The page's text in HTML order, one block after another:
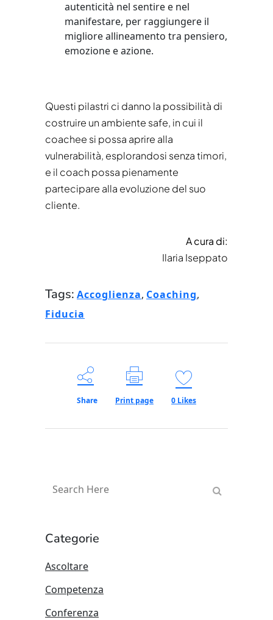
autenticità nel sentire e nel
manifestare, per raggiungere il
migliore allineamento tra pensiero,
emozione e azione.
Questi pilastri ci danno la possibilità di
costruire un ambiente safe, in cui il
coachee si possa aprire alla
vulnerabilità, esplorandosi senza timori,
e il coach possa pienamente
partecipare alla evoluzione del suo
cliente.
A cura di:
Ilaria Iseppato
Tags: Accoglienza, Coaching,
Fiducia
Share Print page 0 Likes
Categorie
Ascoltare
Competenza
Conferenza